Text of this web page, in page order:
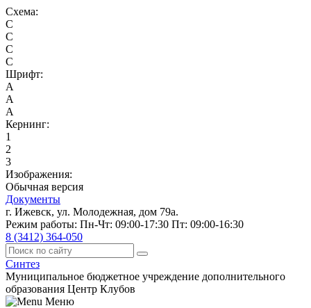
Схема:
C
C
C
C
Шрифт:
A
A
A
Кернинг:
1
2
3
Изображения:
Обычная версия
Документы
г. Ижевск, ул. Молодежная, дом 79а.
Режим работы: Пн-Чт: 09:00-17:30 Пт: 09:00-16:30
8 (3412) 364-050
Синтез
Муниципальное бюджетное учреждение дополнительного
образования Центр Клубов
Меню